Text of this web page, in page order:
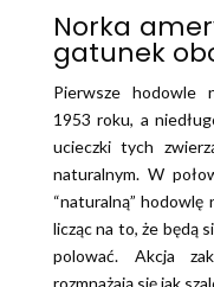
Norka
gatunek
Pierwsze hodowle
1953 roku, a
ucieczki tych
naturalnym. W
“naturalną” hodowlę
licząc na to, że będą
polować. Akcja
rozmnażają się jak